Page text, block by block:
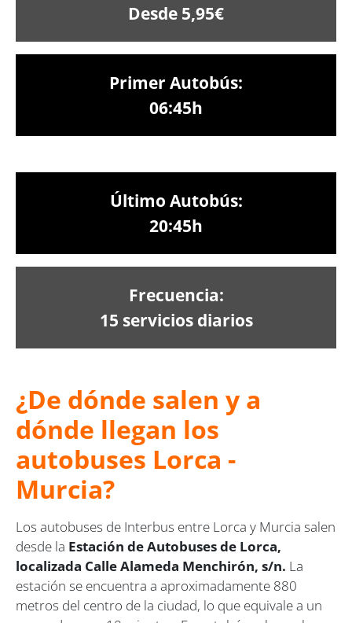
Desde 5,95€
Primer Autobús:
06:45h
Último Autobús:
20:45h
Frecuencia:
15 servicios diarios
¿De dónde salen y a
dónde llegan los
autobuses Lorca -
Murcia?
Los autobuses de Interbus entre Lorca y Murcia salen
desde la Estación de Autobuses de Lorca,
localizada Calle Alameda Menchirón, s/n. La
estación se encuentra a aproximadamente 880
metros del centro de la ciudad, lo que equivale a un